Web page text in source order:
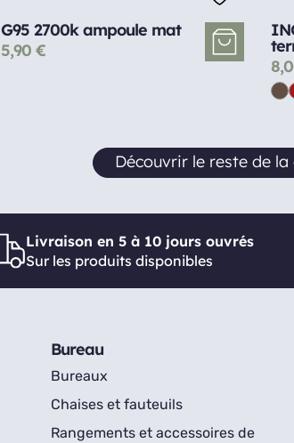
G95 2700k ampoule mat
5,90 €
Découvrir le reste de
Livraison en 5 à 10 jours ouvrés
Sur les produits disponibles
Bureau
Bureaux
Chaises et fauteuils
Rangements et accessoires de